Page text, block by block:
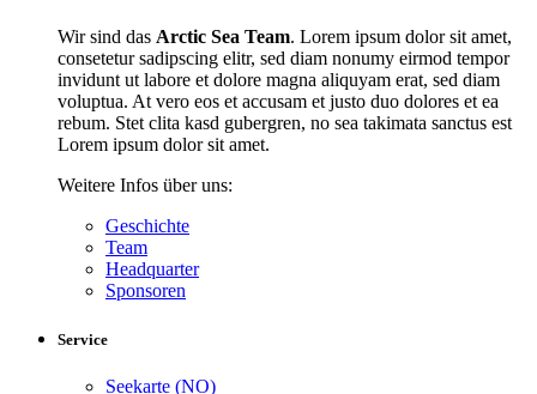
Wir sind das Arctic Sea Team. Lorem ipsum dolor sit amet,
consetetur sadipscing elitr, sed diam nonumy eirmod tempor
invidunt ut labore et dolore magna aliquyam erat, sed diam
voluptua. At vero eos et accusam et justo duo dolores et ea
rebum. Stet clita kasd gubergren, no sea takimata sanctus est
Lorem ipsum dolor sit amet.
Weitere Infos über uns:
Geschichte
Team
Headquarter
Sponsoren
Service
Seekarte (NO)